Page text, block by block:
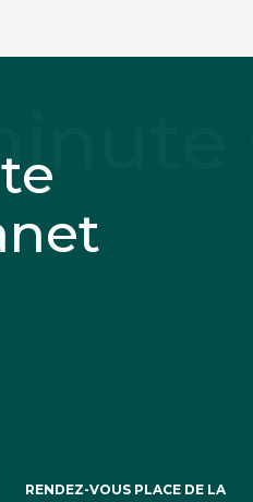
RENDEZ-VOUS PLACE DE LA